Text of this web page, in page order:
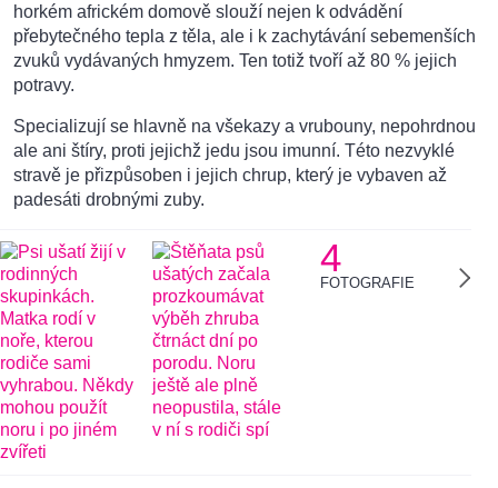
horkém africkém domově slouží nejen k odvádění
přebytečného tepla z těla, ale i k zachytávání sebemenších
zvuků vydávaných hmyzem. Ten totiž tvoří až 80 % jejich
potravy.
Specializují se hlavně na všekazy a vrubouny, nepohrdnou
ale ani štíry, proti jejichž jedu jsou imunní. Této nezvyklé
stravě je přizpůsoben i jejich chrup, který je vybaven až
padesáti drobnými zuby.
4
FOTOGRAFIE